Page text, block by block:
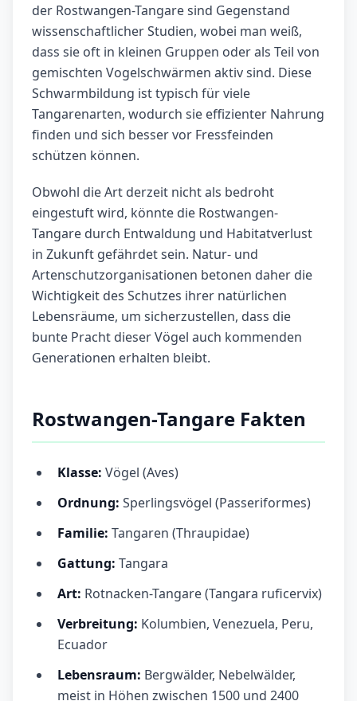
der Rostwangen-Tangare sind Gegenstand
wissenschaftlicher Studien, wobei man weiß,
dass sie oft in kleinen Gruppen oder als Teil von
gemischten Vogelschwärmen aktiv sind. Diese
Schwarmbildung ist typisch für viele
Tangarenarten, wodurch sie effizienter Nahrung
finden und sich besser vor Fressfeinden
schützen können.
Obwohl die Art derzeit nicht als bedroht
eingestuft wird, könnte die Rostwangen-
Tangare durch Entwaldung und Habitatverlust
in Zukunft gefährdet sein. Natur- und
Artenschutzorganisationen betonen daher die
Wichtigkeit des Schutzes ihrer natürlichen
Lebensräume, um sicherzustellen, dass die
bunte Pracht dieser Vögel auch kommenden
Generationen erhalten bleibt.
Rostwangen-Tangare Fakten
Klasse: Vögel (Aves)
Ordnung: Sperlingsvögel (Passeriformes)
Familie: Tangaren (Thraupidae)
Gattung: Tangara
Art: Rotnacken-Tangare (Tangara ruficervix)
Verbreitung: Kolumbien, Venezuela, Peru,
Ecuador
Lebensraum: Bergwälder, Nebelwälder,
meist in Höhen zwischen 1500 und 2400